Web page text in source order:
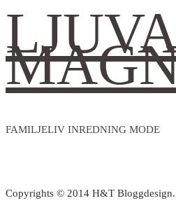
FAMILJELIV INREDNING MODE
Copyrights © 2014 H&T